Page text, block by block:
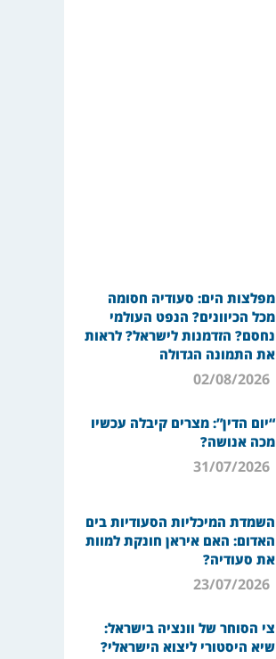
מפלצות הים: סעודיה חסומה
מכל הכיוונים? הנפט העולמי
נחסם? הזדמנות לישראל? לראות
את התמונה הגדולה
02/08/2026
“יום הדין”: מצרים קיבלה עכשיו
מכה אנושה?
31/07/2026
השמדת המיכליות הסעודיות בים
האדום: האם איראן חונקת למוות
את סעודיה?
23/07/2026
צי הסוחר של וונציה בישראל:
שיא היסטורי ליצוא הישראלי?